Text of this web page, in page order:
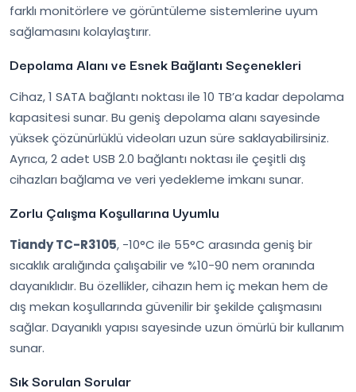
farklı monitörlere ve görüntüleme sistemlerine uyum
sağlamasını kolaylaştırır.
Depolama Alanı ve Esnek Bağlantı Seçenekleri
Cihaz, 1 SATA bağlantı noktası ile 10 TB’a kadar depolama
kapasitesi sunar. Bu geniş depolama alanı sayesinde
yüksek çözünürlüklü videoları uzun süre saklayabilirsiniz.
Ayrıca, 2 adet USB 2.0 bağlantı noktası ile çeşitli dış
cihazları bağlama ve veri yedekleme imkanı sunar.
Zorlu Çalışma Koşullarına Uyumlu
Tiandy TC-R3105, -10°C ile 55°C arasında geniş bir
sıcaklık aralığında çalışabilir ve %10-90 nem oranında
dayanıklıdır. Bu özellikler, cihazın hem iç mekan hem de
dış mekan koşullarında güvenilir bir şekilde çalışmasını
sağlar. Dayanıklı yapısı sayesinde uzun ömürlü bir kullanım
sunar.
Sık Sorulan Sorular